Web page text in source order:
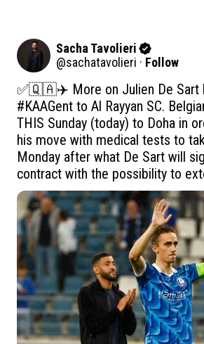
Sacha Tavolieri
@sachatavolieri · Follow
#KAAGent to Al Rayyan SC.
THIS Sunday (today) to Doha in
his move with medical tests to
Monday after what De Sart will
contract with the possibility to